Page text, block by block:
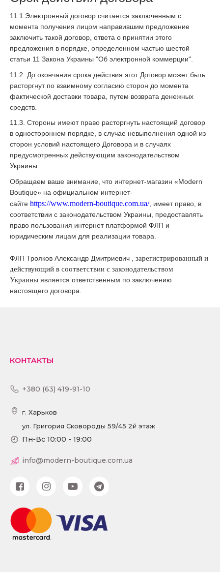
11.1.Электронный договор считается заключенным с
момента получения лицом направившим предложение
заключить такой договор, ответа о принятии этого
предложения в порядке, определенном частью шестой
статьи 11 Закона Украины "Об электронной коммерции".
11.2. До окончания срока действия этот Договор может быть
расторгнут по взаимному согласию сторон до момента
фактической доставки товара, путем возврата денежных
средств.
11.3. Стороны имеют право расторгнуть настоящий договор
в одностороннем порядке, в случае невыполнения одной из
сторон условий настоящего Договора и в случаях
предусмотренных действующим законодательством
Украины.
Обращаем ваше внимание, что интернет-магазин «Modern
Boutique» на официальном интернет-
сайте https://www.modern-boutique.com.ua/, имеет право, в
соответствии с законодательством Украины, предоставлять
право пользования интернет платформой ФЛП и
юридическим лицам для реализации товара.
ФЛП Трояков Александр Дмитриевич , зарегистрированный и
действующий в соответствии с законодательством
Украины является ответственным по заключению
настоящего договора.
КОНТАКТЫ
+380 (63) 419-91-10
г. Харьков
ул. Григория Сковороды 59/45 2й этаж
Пн-Вс 10:00 - 19:00
info@modern-boutique.com.ua